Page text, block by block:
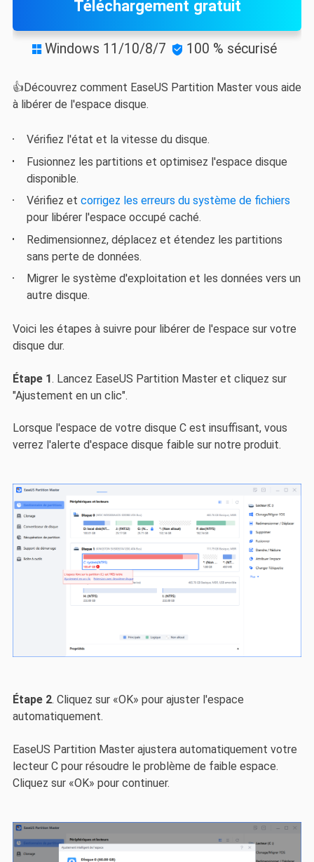
Téléchargement gratuit
 Windows 11/10/8/7  100 % sécurisé
👍Découvrez comment EaseUS Partition Master vous aide
à libérer de l'espace disque.
Vérifiez l'état et la vitesse du disque.
Fusionnez les partitions et optimisez l'espace disque
disponible.
Vérifiez et corrigez les erreurs du système de fichiers
pour libérer l'espace occupé caché.
Redimensionnez, déplacez et étendez les partitions
sans perte de données.
Migrer le système d'exploitation et les données vers un
autre disque.
Voici les étapes à suivre pour libérer de l'espace sur votre
disque dur.
Étape 1. Lancez EaseUS Partition Master et cliquez sur
"Ajustement en un clic".
Lorsque l'espace de votre disque C est insuffisant, vous
verrez l'alerte d'espace disque faible sur notre produit.
Étape 2. Cliquez sur «OK» pour ajuster l'espace
automatiquement.
EaseUS Partition Master ajustera automatiquement votre
lecteur C pour résoudre le problème de faible espace.
Cliquez sur «OK» pour continuer.